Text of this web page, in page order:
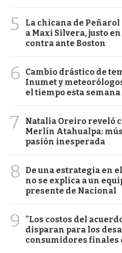
5
La chicana de
a Maxi Silvera, justo
contra ante Boston
6
Cambio drástico de
Inumet y
el tiempo esta semana
7
Natalia Oreiro reveló
Merlín Atahualpa:
pasión inesperada
8
De una estrategia en
no se explica a un
presente de Nacional
9
"Los costos del
disparan para los
consumidores finales